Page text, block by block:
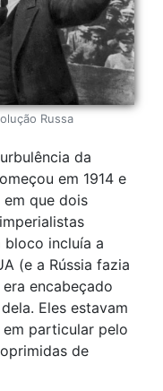
Russa
da
em 1914 e
em que dois
incluía a
(e a Rússia fazia
encabeçado
Eles estavam
particular pelo
de